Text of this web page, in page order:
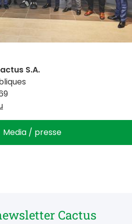
S.A.
Media / presse
Cactus